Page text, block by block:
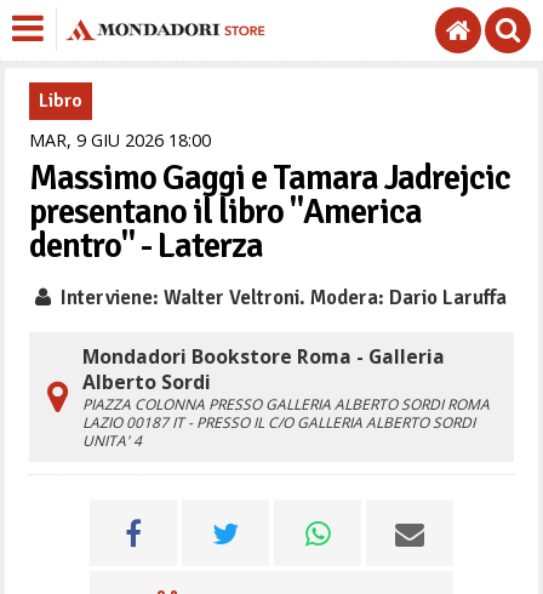
Libro
MAR,9 GIU 2026 1800
Massimo Gaggi e Tamara Jadrejcic
presentano il libro "America
dentro" - Laterza
Interviene: Walter Veltroni. Modera: Dario Laruffa
Mondadori Bookstore Roma - Galleria
Alberto Sordi
PIAZZA COLONNA PRESSO GALLERIA ALBERTO SORDIROMA
LAZIO 00187 IT - PRESSO IL C/O GALLERIA ALBERTO SORDI
UNITA' 4